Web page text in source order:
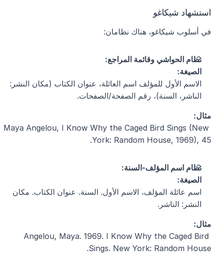
استشهاد شيكاغو
في أسلوب شيكاغو، هناك نظامان:
نظام الحواشي وقائمة المراجع:
الصيغة:
الناشر، السنة)، رقم الصفحة/الصفحات.
مثال:
Maya Angelou, I Know Why the Caged Bird Sings (New
York: Random House, 1969), 45.
نظام اسم المؤلف-السنة:
الصيغة:
النشر: الناشر.
مثال:
Angelou, Maya. 1969. I Know Why the Caged Bird
Sings. New York: Random House.